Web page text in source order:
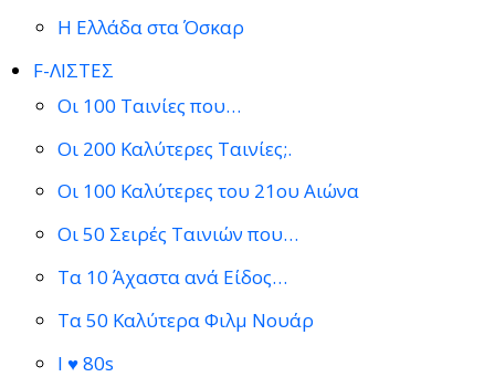
Η Ελλάδα στα Όσκαρ
F-ΛΙΣΤΕΣ
Οι 100 Ταινίες που…
Οι 200 Καλύτερες Ταινίες;.
Οι 100 Καλύτερες του 21ου Αιώνα
Οι 50 Σειρές Ταινιών που…
Τα 10 Άχαστα ανά Είδος…
Τα 50 Καλύτερα Φιλμ Νουάρ
I ♥ 80s